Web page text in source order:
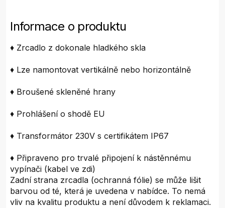
Informace o produktu
♦ Zrcadlo z dokonale hladkého skla
♦ Lze namontovat vertikálně nebo horizontálně
♦ Broušené skleněné hrany
♦ Prohlášení o shodě EU
♦ Transformátor 230V s certifikátem IP67
♦ Připraveno pro trvalé připojení k nástěnnému
vypínači (kabel ve zdi)
Zadní strana zrcadla (ochranná fólie) se může lišit
barvou od té, která je uvedena v nabídce. To nemá
vliv na kvalitu produktu a není důvodem k reklamaci.